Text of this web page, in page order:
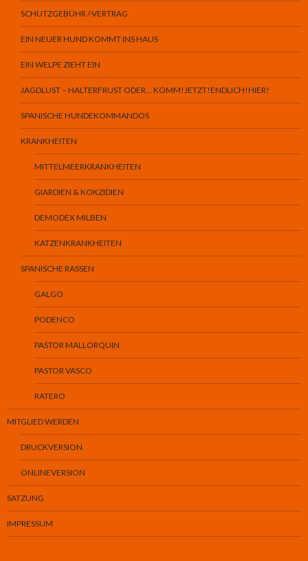
SCHUTZGEBÜHR /-VERTRAG
EIN NEUER HUND KOMMT INS HAUS
EIN WELPE ZIEHT EIN
JAGDLUST – HALTERFRUST ODER… KOMM!JETZT!ENDLICH!HIER!
SPANISCHE HUNDEKOMMANDOS
KRANKHEITEN
MITTELMEERKRANKHEITEN
GIARDIEN & KOKZIDIEN
DEMODEX MILBEN
KATZENKRANKHEITEN
SPANISCHE RASSEN
GALGO
PODENCO
PASTOR MALLORQUIN
PASTOR VASCO
RATERO
MITGLIED WERDEN
DRUCKVERSION
ONLINEVERSION
SATZUNG
IMPRESSUM